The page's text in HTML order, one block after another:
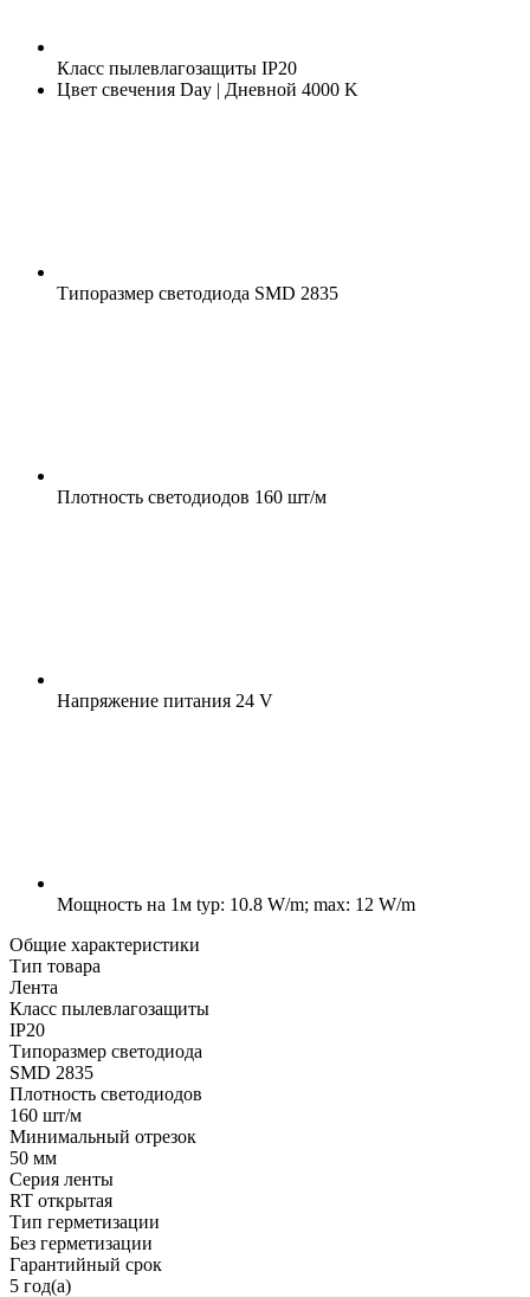
Класс пылевлагозащиты IP20
Цвет свечения Day | Дневной 4000 K
Типоразмер светодиода SMD 2835
Плотность светодиодов 160 шт/м
Напряжение питания 24 V
Мощность на 1м typ: 10.8 W/m; max: 12 W/m
Общие характеристики
Тип товара
Лента
Класс пылевлагозащиты
IP20
Типоразмер светодиода
SMD 2835
Плотность светодиодов
160 шт/м
Минимальный отрезок
50 мм
Серия ленты
RT открытая
Тип герметизации
Без герметизации
Гарантийный срок
5 год(а)